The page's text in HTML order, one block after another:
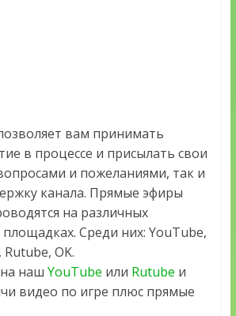
вам принимать
в процессе и присылать свои
и пожеланиями, так и
канала. Прямые эфиры
на различных
Среди них: YouTube,
Rutube, OK.
наш YouTube или Rutube и
видео по игре плюс прямые